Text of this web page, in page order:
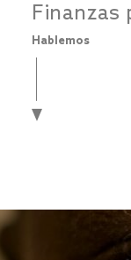
Finanzas
Hablemos